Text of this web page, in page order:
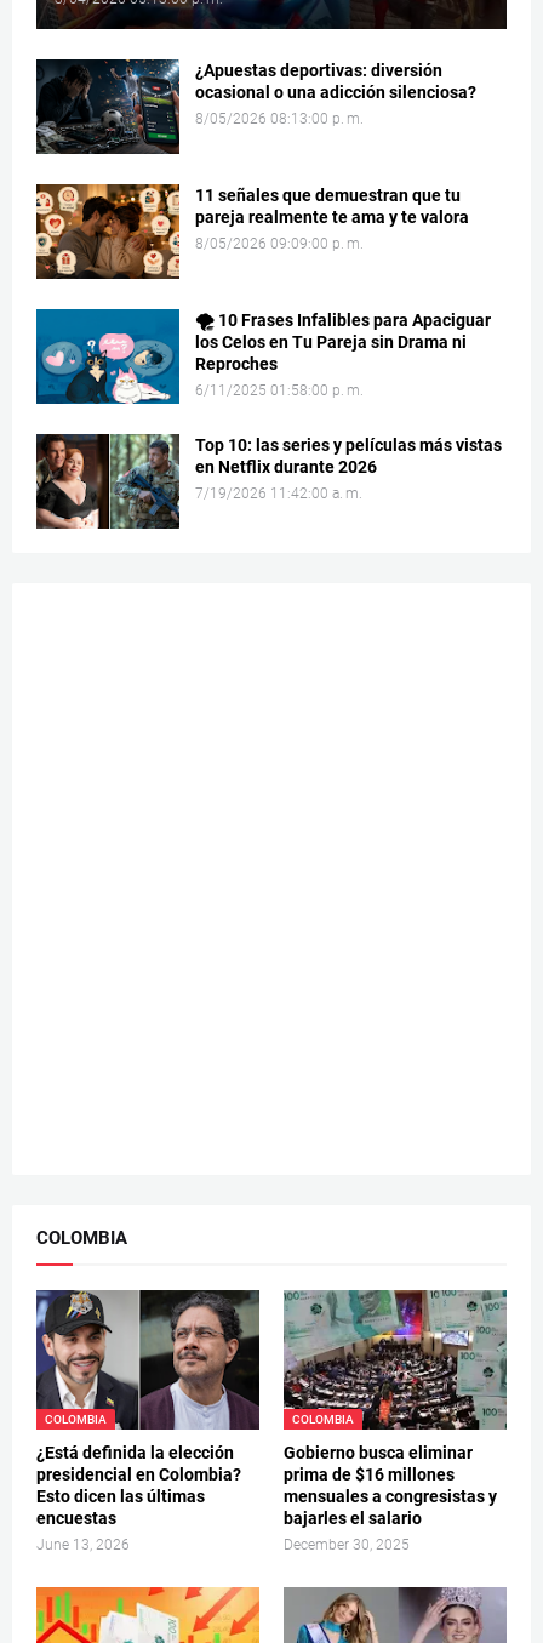
¿Apuestas deportivas: diversión
ocasional o una adicción silenciosa?
8/05/2026 08:13:00 p. m.
11 señales que demuestran que tu
pareja realmente te ama y te valora
8/05/2026 09:09:00 p. m.
🌪️ 10 Frases Infalibles para Apaciguar
los Celos en Tu Pareja sin Drama ni
Reproches
6/11/2025 01:58:00 p. m.
Top 10: las series y películas más vistas
en Netflix durante 2026
7/19/2026 11:42:00 a. m.
COLOMBIA
COLOMBIA
¿Está definida la elección
presidencial en Colombia?
Esto dicen las últimas
encuestas
June 13, 2026
COLOMBIA
Gobierno busca eliminar
prima de $16 millones
mensuales a congresistas y
bajarles el salario
December 30, 2025